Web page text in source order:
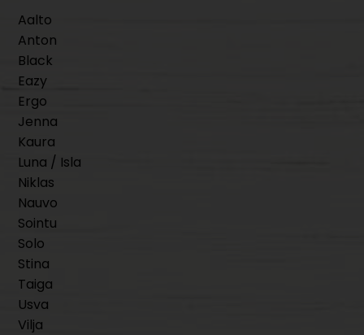
Aalto
Anton
Black
Eazy
Ergo
Jenna
Kaura
Luna / Isla
Niklas
Nauvo
Sointu
Solo
Stina
Taiga
Usva
Vilja